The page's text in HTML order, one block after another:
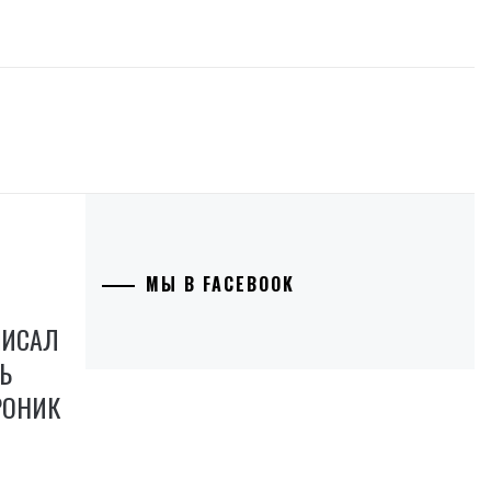
МЫ В FACEBOOK